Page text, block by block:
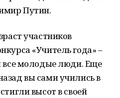
Путин.
участников
«Учитель года» –
все молодые люди. Еще
вы сами учились в
высот в своей